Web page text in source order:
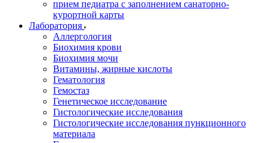
прием педиатра с заполнением санаторно-
курортной карты
Лаборатория
Аллергология
Биохимия крови
Биохимия мочи
Витамины, жирные кислоты
Гематология
Гемостаз
Генетическое исследование
Гистологические исследования
Гистологические исследования пункционного
материала